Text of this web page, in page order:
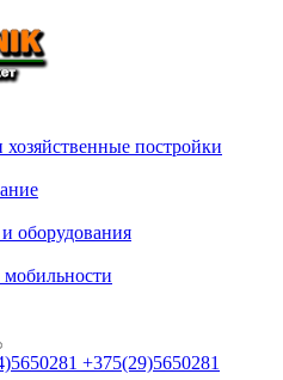
постройки
оборудования
мобильности
+375(29)5650281